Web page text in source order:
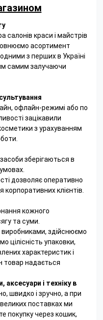
салонів краси і майстрів
асортимент
з перших в Україні
самим залучаючи
офлайн-режимі або по
зацікавили
з урахуванням
зберігаються в
дозволяє оперативно
корпоративних клієнтів.
кожного
та суми.
здійснюємо
цілісність упаковки,
характеристик і
товар надається
і техніку в
швидко і зручно, а при
поставках ми
покупку через кошик,